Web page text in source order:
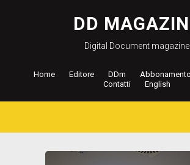
contenuto
DD
Digital Document magazine
Home Editore DDm Abbonamento
Contatti
English